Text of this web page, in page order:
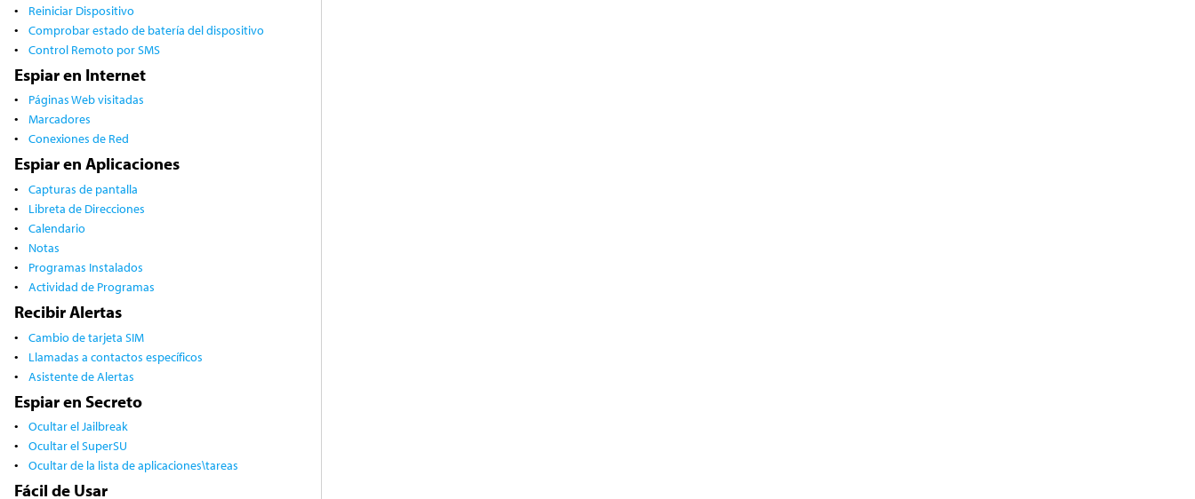
Reiniciar Dispositivo
Comprobar estado de batería del dispositivo
Control Remoto por SMS
Espiar en Internet
Páginas Web visitadas
Marcadores
Conexiones de Red
Espiar en Aplicaciones
Capturas de pantalla
Libreta de Direcciones
Calendario
Notas
Programas Instalados
Actividad de Programas
Recibir Alertas
Cambio de tarjeta SIM
Llamadas a contactos específicos
Asistente de Alertas
Espiar en Secreto
Ocultar el Jailbreak
Ocultar el SuperSU
Ocultar de la lista de aplicaciones\tareas
Fácil de Usar